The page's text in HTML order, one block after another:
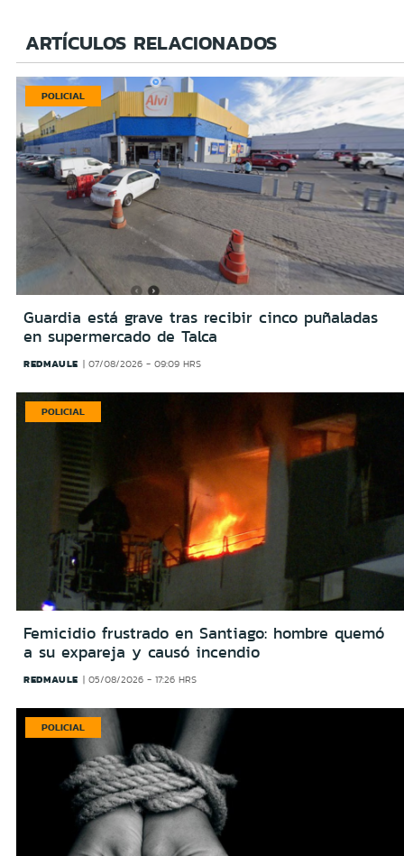
ARTÍCULOS RELACIONADOS
POLICIAL
Guardia está grave tras recibir cinco puñaladas
en supermercado de Talca
REDMAULE 07/08/2026 - 09:09 HRS
POLICIAL
Femicidio frustrado en Santiago: hombre quemó
a su expareja y causó incendio
REDMAULE 05/08/2026 - 17:26 HRS
POLICIAL